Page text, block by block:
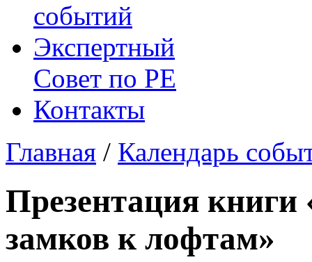
событий
Экспертный
Совет по РЕ
Контакты
Главная / Календарь
Презентация
замков к лофтам»